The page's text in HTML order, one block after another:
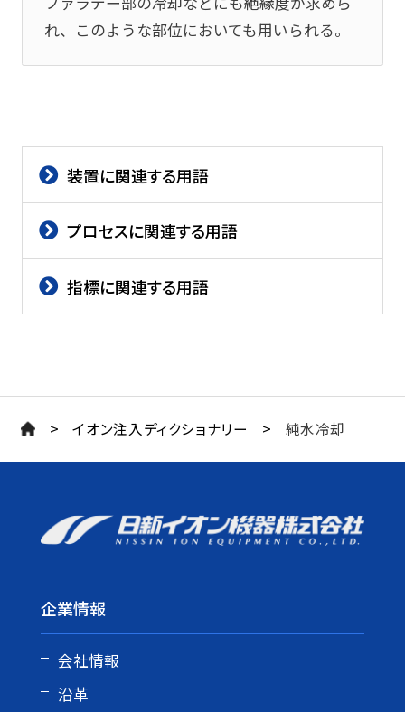
れ、このような部位においても用いられる。
装置に関連する用語
プロセスに関連する用語
指標に関連する用語
> イオン注入ディクショナリー > 純水冷却
企業情報
会社情報
沿革